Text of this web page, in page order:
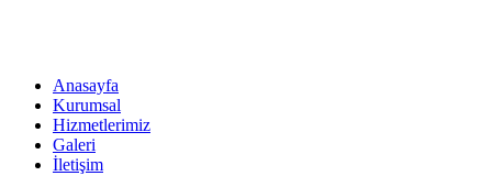
Anasayfa
Kurumsal
Hizmetlerimiz
Galeri
İletişim